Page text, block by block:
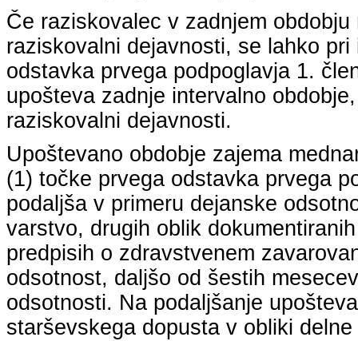
Če raziskovalec v zadnjem
raziskovalni dejavnosti, se lahko
odstavka prvega podpoglavja 1.
upošteva zadnje intervalno
raziskovalni dejavnosti.
Upoštevano obdobje zajema
(1) točke prvega odstavka prvega
podaljša v primeru dejanske
varstvo, drugih oblik
predpisih o zdravstvenem
odsotnost, daljšo od šestih
odsotnosti. Na podaljšanje
starševskega dopusta v obliki